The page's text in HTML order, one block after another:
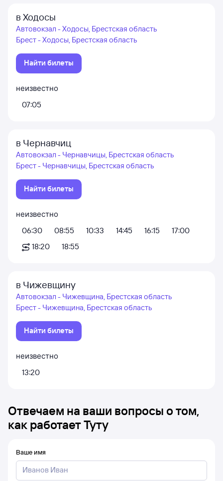
в Ходосы
Автовокзал - Ходосы, Брестская область
Брест - Ходосы, Брестская область
Найти билеты
неизвестно
07:05
в Чернавчиц
Автовокзал - Чернавчицы, Брестская область
Брест - Чернавчицы, Брестская область
Найти билеты
неизвестно
06:30
08:55 10:33 14:45 16:15
17:00
18:20
18:55
в Чижевщину
Автовокзал - Чижевщина, Брестская область
Брест - Чижевщина, Брестская область
Найти билеты
неизвестно
13:20
Отвечаем на ваши вопросы о том,
как работает Туту
Ваше имя